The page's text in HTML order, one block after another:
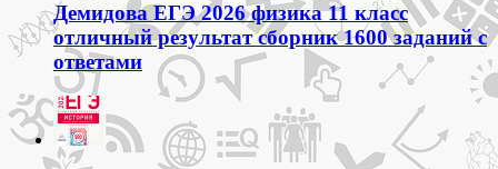
Демидова ЕГЭ 2026 физика 11 класс
отличный результат сборник 1600 заданий с
ответами